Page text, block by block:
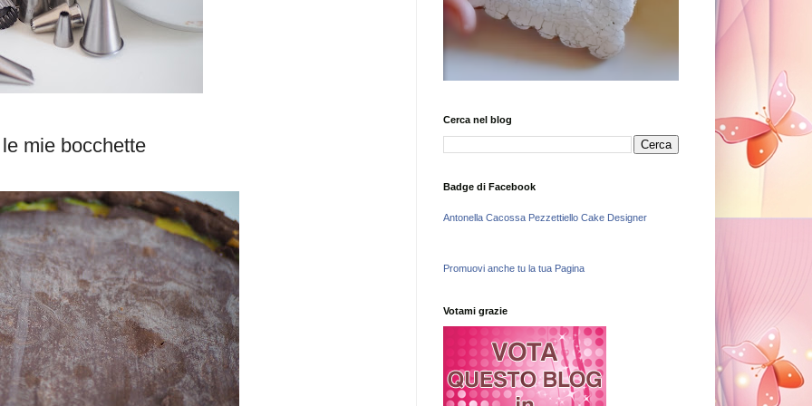
mie bocchette
Cerca nel blog
Badge di Facebook
Antonella Cacossa Pezzettiello Cake Designer
Promuovi anche tu la tua Pagina
Votami grazie